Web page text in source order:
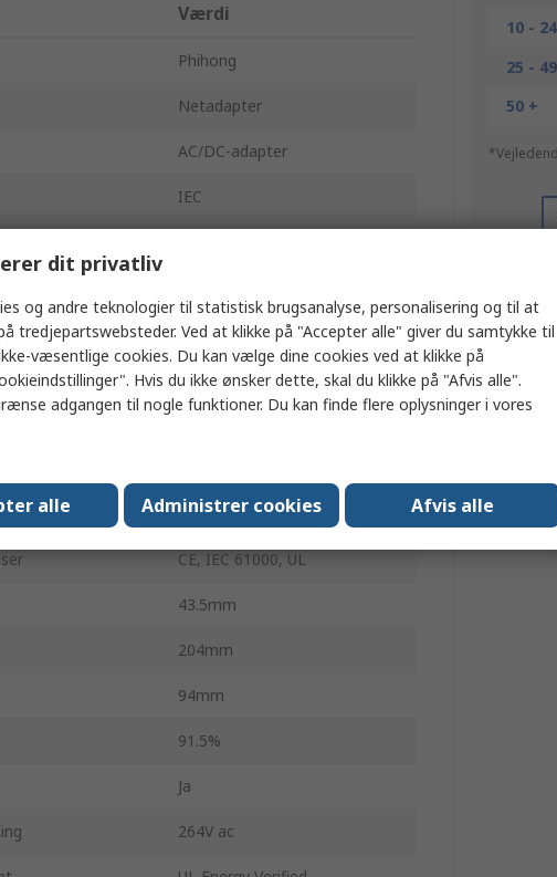
10 - 24
25 - 49
50 +
et
Få
Værdi
Phihong
Netadapter
AC/DC-adapter
IEC
1.5m
5
45°C
CE, IEC 61000, UL
43.5mm
204mm
94mm
91.5%
Ja
264V ac
dit privatliv
og andre teknologier til statistisk brugsanalyse, personalisering og til at
tredjepartswebsteder. Ved at klikke på "Accepter alle" giver du samtykke til
væsentlige cookies. Du kan vælge dine cookies ved at klikke på
Hvis du ikke ønsker dette, skal du klikke på "Afvis alle".
adgangen til nogle funktioner. Du kan finde flere oplysninger i vores
alle Administrer cookies Afvis alle